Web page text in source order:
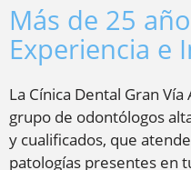
Más de 25
Experiencia e
La Cínica Dental Gran
grupo de odontólogos
y cualificados, que
patologías presentes en